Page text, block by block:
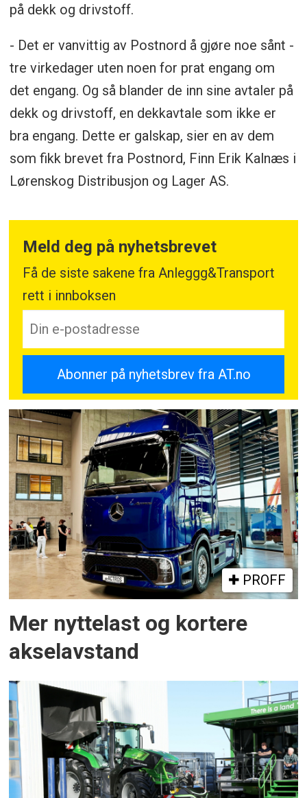
på dekk og drivstoff.
- Det er vanvittig av Postnord å gjøre noe sånt -
tre virkedager uten noen for prat engang om
det engang. Og så blander de inn sine avtaler på
dekk og drivstoff, en dekkavtale som ikke er
bra engang. Dette er galskap, sier en av dem
som fikk brevet fra Postnord, Finn Erik Kalnæs i
Lørenskog Distribusjon og Lager AS.
Meld deg på nyhetsbrevet
Få de siste sakene fra Anleggg&Transport
rett i innboksen
PROFF
Mer nyttelast og kortere
akselavstand